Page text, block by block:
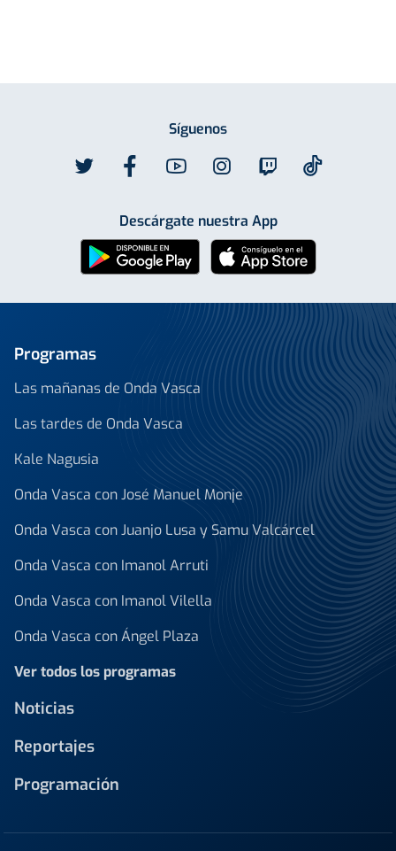
Síguenos
Descárgate nuestra App
Programas
Las mañanas de Onda Vasca
Las tardes de Onda Vasca
Kale Nagusia
Onda Vasca con José Manuel Monje
Onda Vasca con Juanjo Lusa y Samu Valcárcel
Onda Vasca con Imanol Arruti
Onda Vasca con Imanol Vilella
Onda Vasca con Ángel Plaza
Ver todos los programas
Noticias
Reportajes
Programación